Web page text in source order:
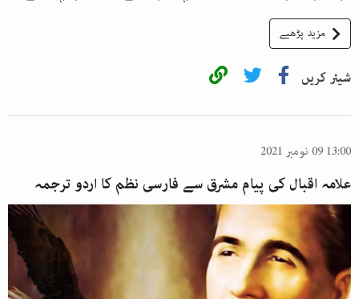
مزید پڑھیے
شیئر کریں
13:00 09 نومبر 2021
علامہ اقبال کی پیام مشرق سے فارسی نظم کا اردو ترجمہ